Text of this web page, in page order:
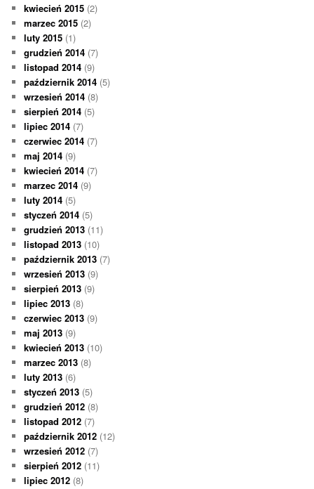
kwiecień 2015 (2)
marzec 2015 (2)
luty 2015 (1)
grudzień 2014 (7)
listopad 2014 (9)
październik 2014 (5)
wrzesień 2014 (8)
sierpień 2014 (5)
lipiec 2014 (7)
czerwiec 2014 (7)
maj 2014 (9)
kwiecień 2014 (7)
marzec 2014 (9)
luty 2014 (5)
styczeń 2014 (5)
grudzień 2013 (11)
listopad 2013 (10)
październik 2013 (7)
wrzesień 2013 (9)
sierpień 2013 (9)
lipiec 2013 (8)
czerwiec 2013 (9)
maj 2013 (9)
kwiecień 2013 (10)
marzec 2013 (8)
luty 2013 (6)
styczeń 2013 (5)
grudzień 2012 (8)
listopad 2012 (7)
październik 2012 (12)
wrzesień 2012 (7)
sierpień 2012 (11)
lipiec 2012 (8)